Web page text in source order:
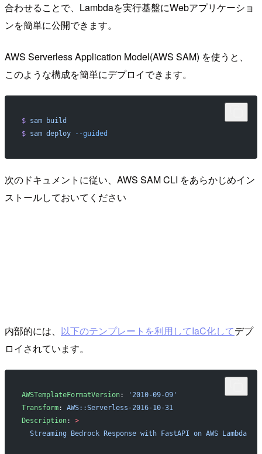
合わせることで、Lambdaを実行基盤にWebアプリケーショ
ンを簡単に公開できます。
AWS Serverless Application Model(AWS SAM) を使うと、
このような構成を簡単にデプロイできます。
$ sam build
$ sam deploy --guided
次のドキュメントに従い、AWS SAM CLI をあらかじめイン
ストールしておいてください
内部的には、 以下のテンプレートを利用してIaC化してデプ
ロイされています。
AWSTemplateFormatVersion:
'2010-09-09'
Transform: AWS::Serverless-2016-10-31
Description: >
  Streaming Bedrock Response with FastAPI on AWS Lambda